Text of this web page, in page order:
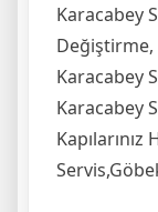
Karacabey
Değiştirme,
Karacabey
Karacabey